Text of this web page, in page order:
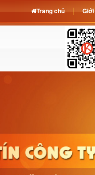
Trang chủ